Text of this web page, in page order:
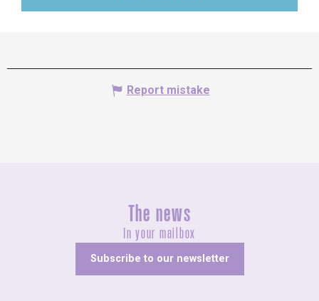
Report mistake
The news
In your mailbox
Subscribe to our newsletter